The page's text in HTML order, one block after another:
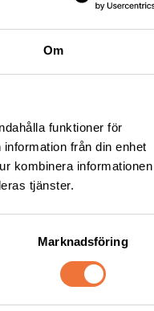
Om
funktioner för
från din enhet
kombinera informationen
tjänster.
Marknadsföring